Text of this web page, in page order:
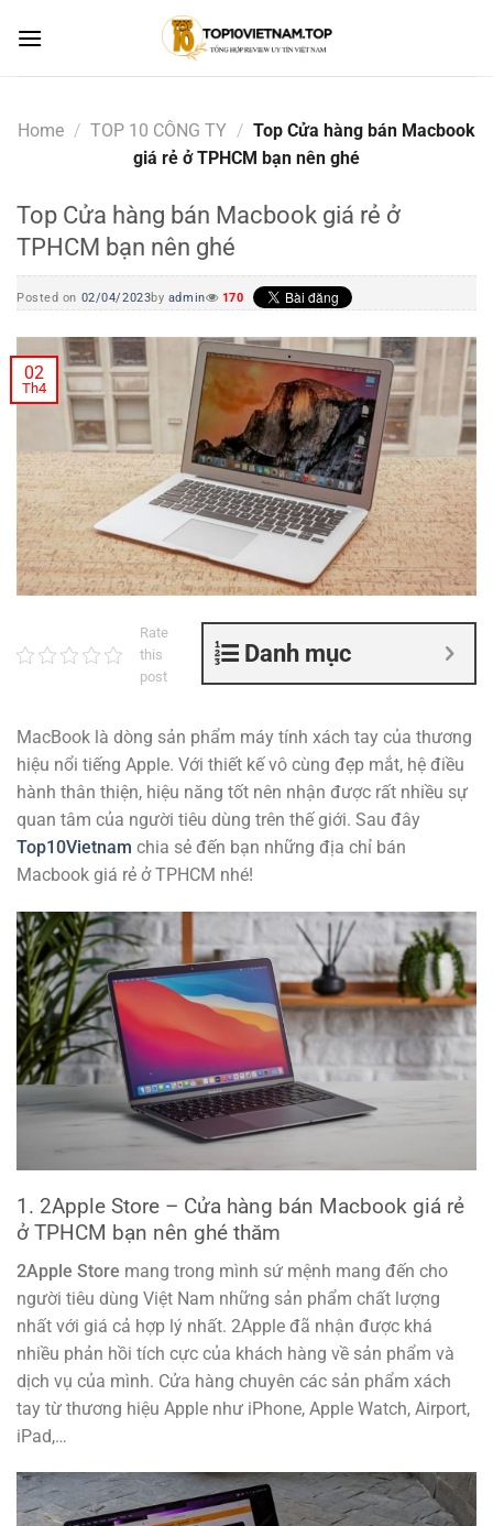
Home / TOP 10 CÔNG TY / Top Cửa hàng bán Macbook
giá rẻ ở TPHCM bạn nên ghé
Top Cửa hàng bán Macbook giá rẻ ở
TPHCM bạn nên ghé
Posted on 02/04/2023by admin 170
02
Th4
Danh mục
Rate
this
post
MacBook là dòng sản phẩm máy tính xách tay của thương
hiệu nổi tiếng Apple. Với thiết kế vô cùng đẹp mắt, hệ điều
hành thân thiện, hiệu năng tốt nên nhận được rất nhiều sự
quan tâm của người tiêu dùng trên thế giới. Sau đây
Top10Vietnam chia sẻ đến bạn những địa chỉ bán
Macbook giá rẻ ở TPHCM nhé!
1. 2Apple Store – Cửa hàng bán Macbook giá rẻ
ở TPHCM bạn nên ghé thăm
2Apple Store mang trong mình sứ mệnh mang đến cho
người tiêu dùng Việt Nam những sản phẩm chất lượng
nhất với giá cả hợp lý nhất. 2Apple đã nhận được khá
nhiều phản hồi tích cực của khách hàng về sản phẩm và
dịch vụ của mình. Cửa hàng chuyên các sản phẩm xách
tay từ thương hiệu Apple như iPhone, Apple Watch, Airport,
iPad,…